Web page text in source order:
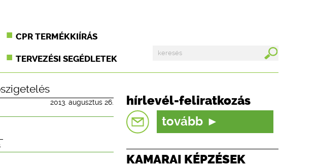
CPR TERMÉKKIÍRÁS
TERVEZÉSI SEGÉDLETEK
2013. augusztus 26. hírlevél-feliratkozás
tovább
KAMARAI KÉPZÉSEK